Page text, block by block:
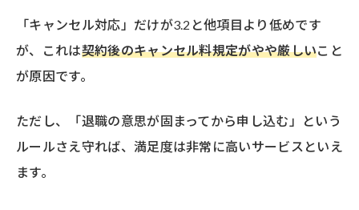
「キャンセル対応」だけが3.2と他項目より低めです
が、これは契約後のキャンセル料規定がやや厳しいこと
が原因です。
ただし、「退職の意思が固まってから申し込む」という
ルールさえ守れば、満足度は非常に高いサービスといえ
ます。